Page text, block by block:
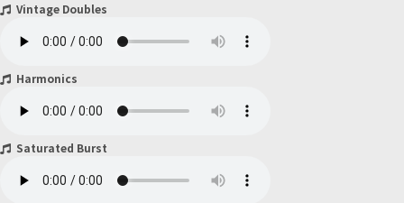
Vintage Doubles
Harmonics
Saturated Burst